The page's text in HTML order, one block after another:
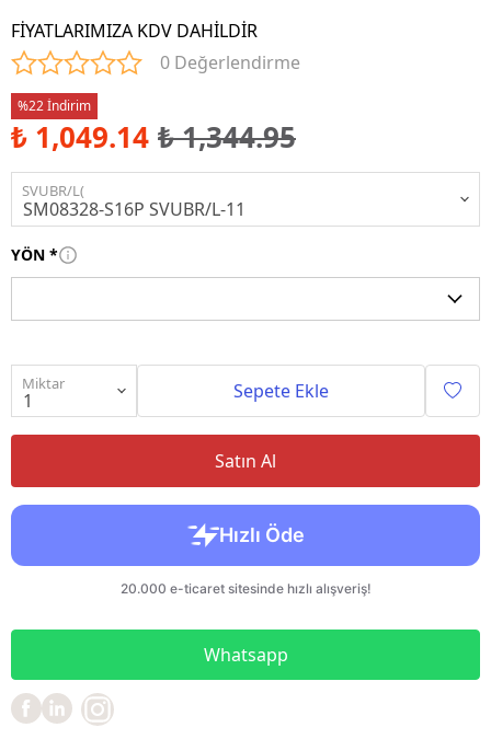
FİYATLARIMIZA KDV DAHİLDİR
0 Değerlendirme
%22 İndirim
₺ 1,049.14 ₺ 1,344.95
SVUBR/L(
YÖN *
Miktar Sepete Ekle
Satın Al
Whatsapp